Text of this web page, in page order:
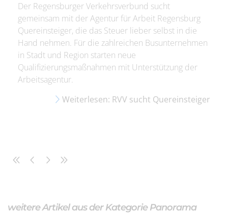
Der Regensburger Verkehrsverbund sucht
gemeinsam mit der Agentur für Arbeit Regensburg
Quereinsteiger, die das Steuer lieber selbst in die
Hand nehmen. Für die zahlreichen Busunternehmen
in Stadt und Region starten neue
Qualifizierungsmaßnahmen mit Unterstützung der
Arbeitsagentur.
Weiterlesen: RVV sucht Quereinsteiger
weitere Artikel aus der Kategorie Panorama